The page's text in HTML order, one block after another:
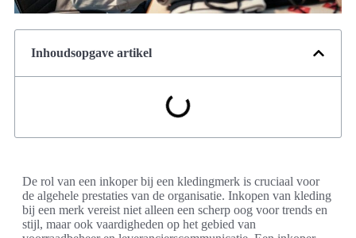
Inhoudsopgave artikel
De rol van een inkoper bij een kledingmerk is cruciaal voor
de algehele prestaties van de organisatie. Inkopen van kleding
bij een merk vereist niet alleen een scherp oog voor trends en
stijl, maar ook vaardigheden op het gebied van